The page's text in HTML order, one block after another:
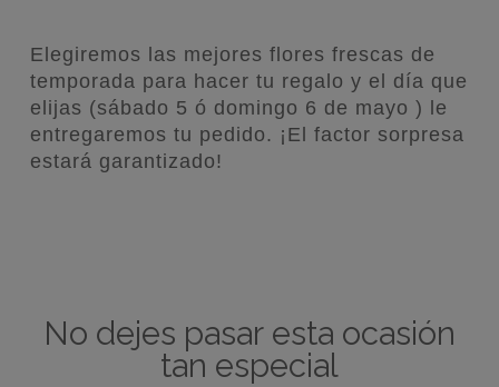
Elegiremos las mejores flores frescas de
temporada para hacer tu regalo y el día que
elijas (sábado 5 ó domingo 6 de mayo ) le
entregaremos tu pedido. ¡El factor sorpresa
estará garantizado!
No dejes pasar esta ocasión
tan especial